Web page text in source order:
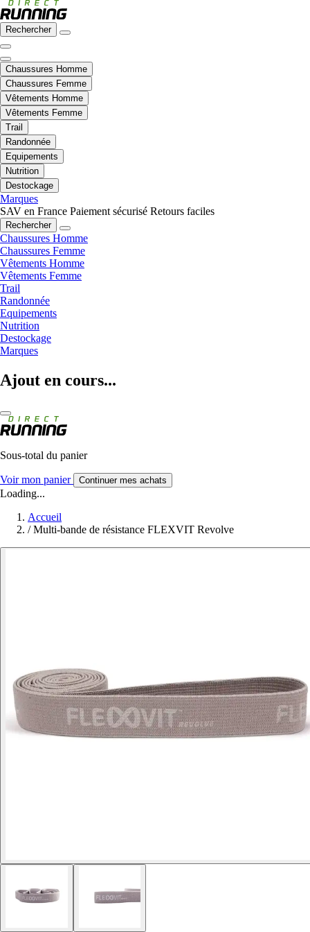
Rechercher
Chaussures Homme
Chaussures Femme
Vêtements Homme
Vêtements Femme
Trail
Randonnée
Equipements
Nutrition
Destockage
Marques
SAV en France Paiement sécurisé Retours faciles
Rechercher
Chaussures Homme
Chaussures Femme
Vêtements Homme
Vêtements Femme
Trail
Randonnée
Equipements
Nutrition
Destockage
Marques
Ajout en cours...
Sous-total du panier
Voir mon panier Continuer mes achats
Loading...
Accueil
/ Multi-bande de résistance FLEXVIT Revolve